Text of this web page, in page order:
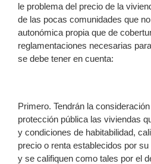
le problema del precio de la
de las pocas comunidades que
autonómica propia que de
reglamentaciones necesarias
se debe tener en cuenta:
Primero. Tendrán la
protección pública las viviendas
y condiciones de habitabilidad,
precio o renta establecidos por
y se califiquen como tales por el